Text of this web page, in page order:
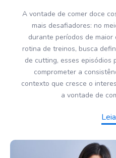
A vontade de comer doce
mais desafiadores: no
durante períodos de maior
rotina de treinos, busca
de cutting, esses episódios
comprometer a
contexto que cresce o
a vontade de